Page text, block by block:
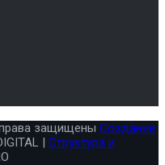
защищены Создание
| Структура и